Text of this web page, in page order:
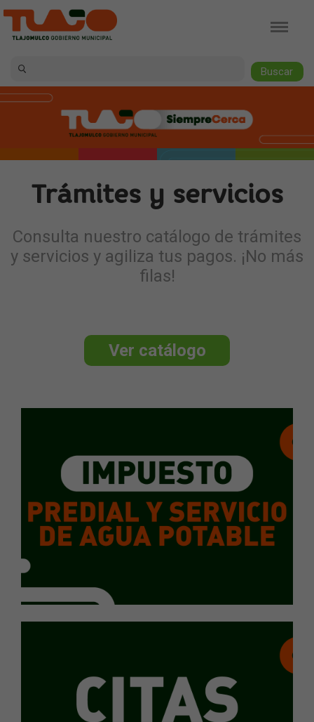
Jump to navigation
Trámites y servicios
Consulta nuestro catálogo de trámites
y servicios y agiliza tus pagos. ¡No más
filas!
Ver catálogo